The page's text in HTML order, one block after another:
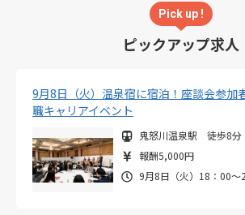
Pick up !
ピックアップ求人
9月8日（火）温泉宿に宿泊！座談会参加
職キャリアイベント
鬼怒川温泉駅 徒歩8分
報酬5,000円
9月8日（火）18：00～